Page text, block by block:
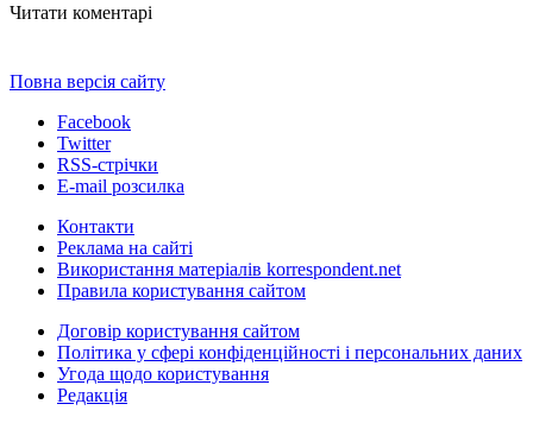
Читати коментарі
Повна версія сайту
Facebook
Twitter
RSS-стрічки
E-mail розсилка
Контакти
Реклама на сайті
Використання матеріалів korrespondent.net
Правила користування сайтом
Договір користування сайтом
Політика у сфері конфіденційності і персональних даних
Угода щодо користування
Редакція